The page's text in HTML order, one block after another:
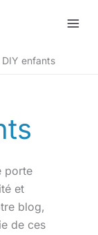
DIY enfants
porte
et
blog,
de ces